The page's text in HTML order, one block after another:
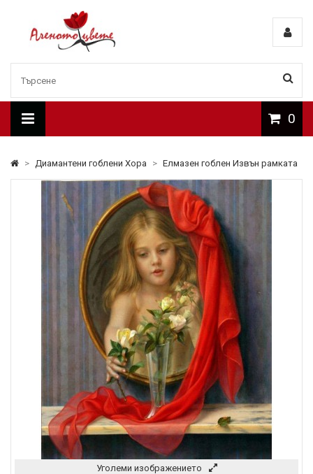
0
> Диамантени гоблени Хора > Елмазен гоблен Извън рамката
Уголеми изображението